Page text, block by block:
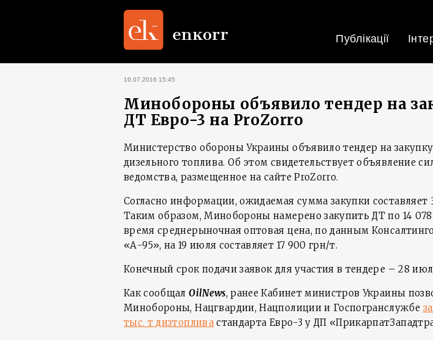
Публікації
19.07.2016 15:45
Минобороны объявило тендер на
ДТ Евро-3 на ProZorro
Министерство обороны Украины объявило тендер на
дизельного топлива. Об этом свидетельствует объявление
ведомства, размещенное на сайте ProZorro.
Согласно информации, ожидаемая сумма закупки составляет
Таким образом, Минобороны намерено закупить ДТ по 14
время среднерыночная оптовая цена, по данным
«А-95», на 19 июля составляет 17 900 грн/т.
Конечный срок подачи заявок для участия в тендере – 28
Как сообщалOilNews, ранее Кабинет министров Украины
Минобороны, Нацгвардии, Нацполиции и Госпогранслужбе
тыс. т дизтопливастандарта Евро-3 у ДП